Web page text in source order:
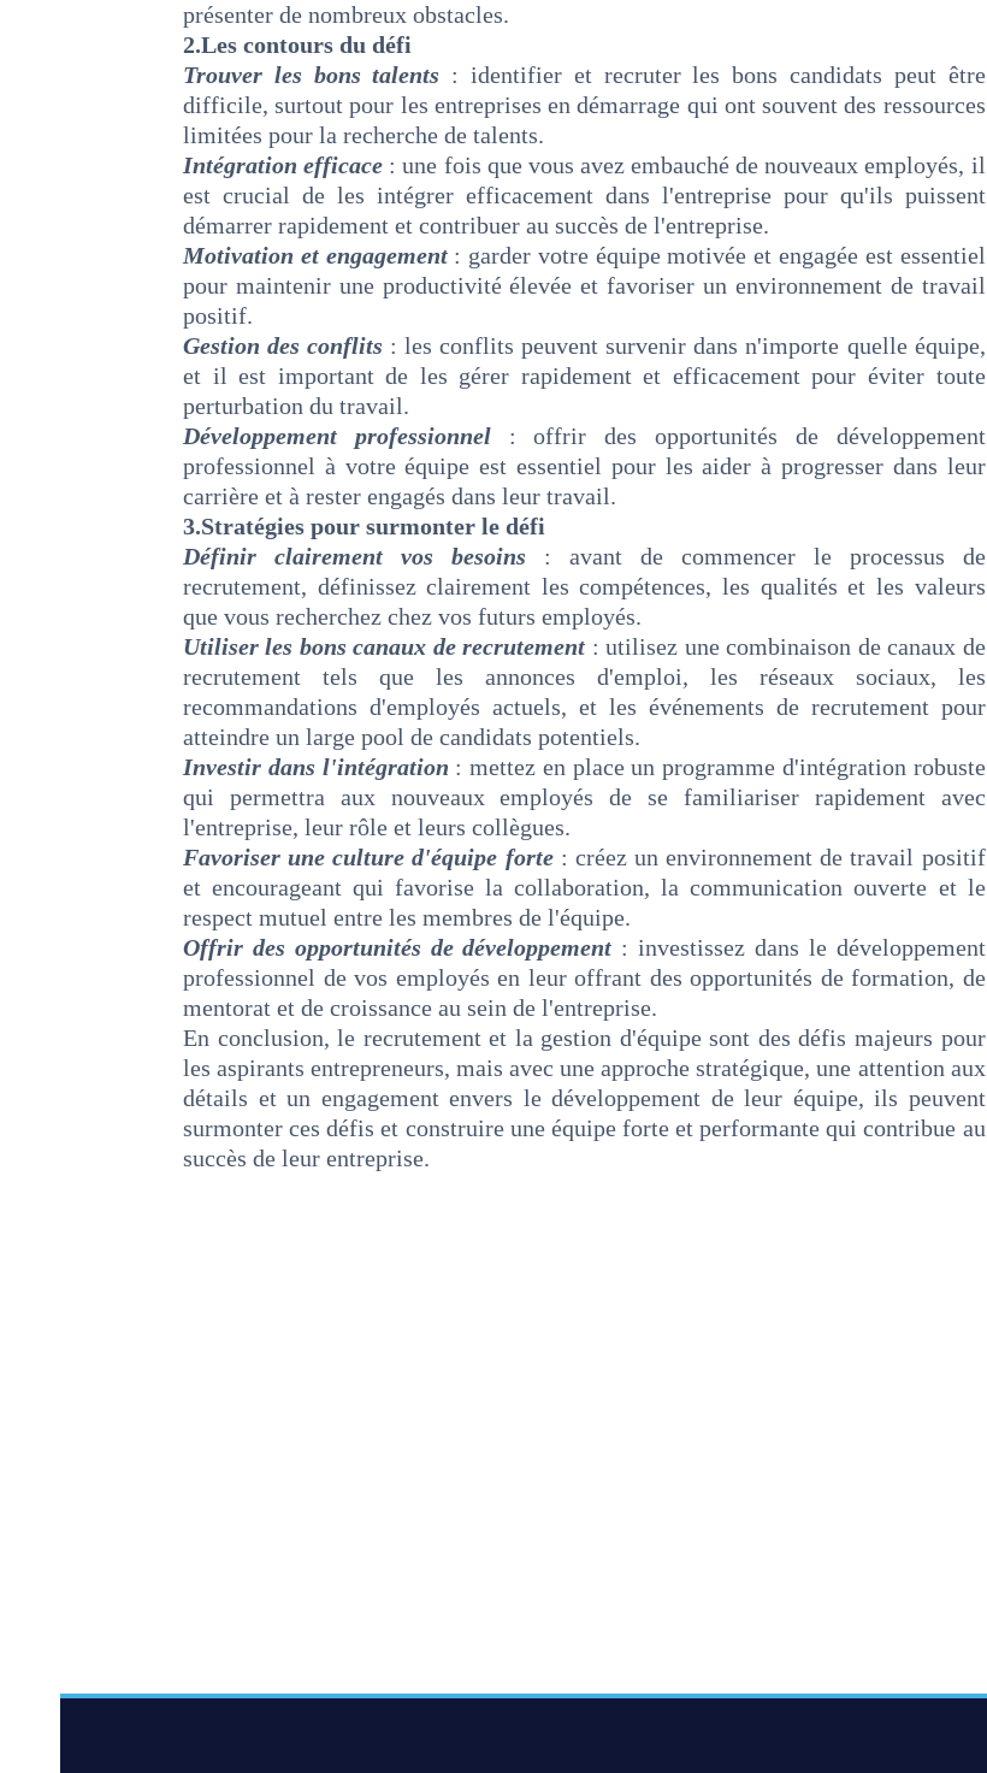
présenter de nombreux obstacles.
2.Les contours du défi
Trouver les bons talents : identifier et recruter les bons candidats peut être
difficile, surtout pour les entreprises en démarrage qui ont souvent des ressources
limitées pour la recherche de talents.
Intégration efficace : une fois que vous avez embauché de nouveaux employés, il
est crucial de les intégrer efficacement dans l'entreprise pour qu'ils puissent
démarrer rapidement et contribuer au succès de l'entreprise.
Motivation et engagement: garder votre équipe motivée et engagée est essentiel
pour maintenir une productivité élevée et favoriser un environnement de travail
positif.
Gestion des conflits : les conflits peuvent survenir dans n'importe quelle équipe,
et il est important de les gérer rapidement et efficacement pour éviter toute
perturbation du travail.
Développement professionnel : offrir des opportunités de développement
professionnel à votre équipe est essentiel pour les aider à progresser dans leur
carrière et à rester engagés dans leur travail.
3.Stratégies pour surmonter le défi
Définir clairement vos besoins : avant de commencer le processus de
recrutement, définissez clairement les compétences, les qualités et les valeurs
que vous recherchez chez vos futurs employés.
Utiliser les bons canaux de recrutement : utilisez une combinaison de canaux de
recrutement tels que les annonces d'emploi, les réseaux sociaux, les
recommandations d'employés actuels, et les événements de recrutement pour
atteindre un large pool de candidats potentiels.
Investir dans l'intégration : mettez en place un programme d'intégration robuste
qui permettra aux nouveaux employés de se familiariser rapidement avec
l'entreprise, leur rôle et leurs collègues.
Favoriser une culture d'équipe forte : créez un environnement de travail positif
et encourageant qui favorise la collaboration, la communication ouverte et le
respect mutuel entre les membres de l'équipe.
Offrir des opportunités de développement : investissez dans le développement
professionnel de vos employés en leur offrant des opportunités de formation, de
mentorat et de croissance au sein de l'entreprise.
En conclusion, le recrutement et la gestion d'équipe sont des défis majeurs pour
les aspirants entrepreneurs, mais avec une approche stratégique, une attention aux
détails et un engagement envers le développement de leur équipe, ils peuvent
surmonter ces défis et construire une équipe forte et performante qui contribue au
succès de leur entreprise.